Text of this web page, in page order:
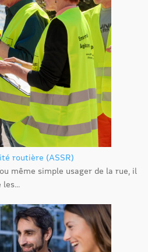
routière (ASSR)
même simple usager de la rue, il